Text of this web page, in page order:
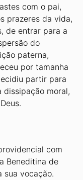
com o pai,
prazeres da vida,
de entrar para a
do
paterna,
por tamanha
partir para
dissipação moral,
com
Beneditina de
sua vocação.